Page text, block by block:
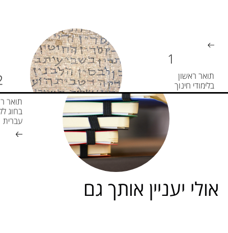
תואר
בחוג
עברית
תואר ראשון
בלימודי חינוך
אולי יעניין אותך גם